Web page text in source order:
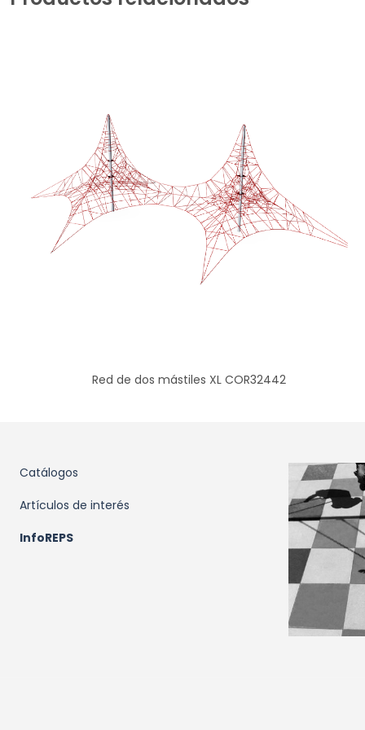
Red de dos mástiles XL COR32442
Catálogos
Artículos de interés
InfoREPS